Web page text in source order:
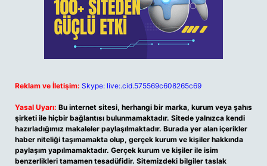
Reklam ve İletişim: Skype: live:.cid.575569c608265c69
Yasal Uyarı: Bu internet sitesi, herhangi bir marka, kurum veya şahıs
şirketi ile hiçbir bağlantısı bulunmamaktadır. Sitede yalnızca kendi
hazırladığımız makaleler paylaşılmaktadır. Burada yer alan içerikler
haber niteliği taşımamakta olup, gerçek kurum ve kişiler hakkında
paylaşım yapılmamaktadır. Gerçek kurum ve kişiler ile isim
benzerlikleri tamamen tesadüfidir. Sitemizdeki bilgiler taslak